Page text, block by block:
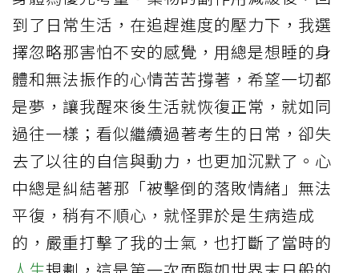
到了日常生活，在追趕進度的壓力下，我選
擇忽略那害怕不安的感覺，用總是想睡的身
體和無法振作的心情苦苦撐著，希望一切都
是夢，讓我醒來後生活就恢復正常，就如同
過往一樣；看似繼續過著考生的日常，卻失
去了以往的自信與動力，也更加沉默了。心
中總是糾結著那「被擊倒的落敗情緒」無法
平復，稍有不順心，就怪罪於是生病造成
的，嚴重打擊了我的士氣，也打斷了當時的